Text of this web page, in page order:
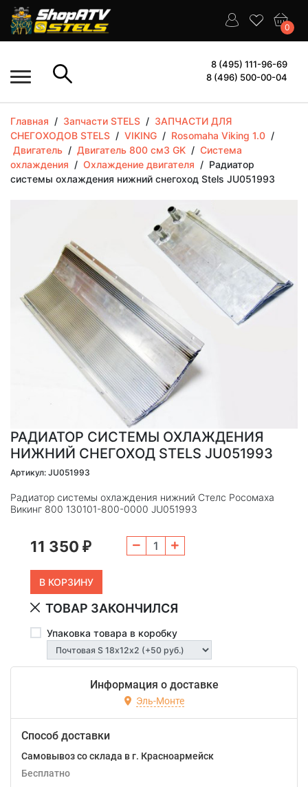
0
8 (495) 111-96-69
8 (496) 500-00-04
Главная / Запчасти STELS / ЗАПЧАСТИ ДЛЯ
СНЕГОХОДОВ STELS / VIKING / Rosomaha Viking 1.0 /
Двигатель / Двигатель 800 см3 GK / Система
охлаждения / Охлаждение двигателя / Радиатор
системы охлаждения нижний снегоход Stels JU051993
РАДИАТОР СИСТЕМЫ ОХЛАЖДЕНИЯ
НИЖНИЙ СНЕГОХОД STELS JU051993
Артикул: JU051993
Радиатор системы охлаждения нижний Стелс Росомаха
Викинг 800 130101-800-0000 JU051993
11 350 ₽
ТОВАР ЗАКОНЧИЛСЯ
Упаковка товара в коробку
Информация о доставке
Эль-Монте
Способ доставки
Самовывоз со склада в г. Красноармейск
Бесплатно